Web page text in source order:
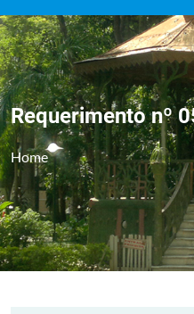
Requerimento nº
Home